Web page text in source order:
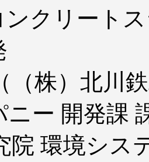
ンクリート
（株）北川
ニー 開発課
院 環境シス